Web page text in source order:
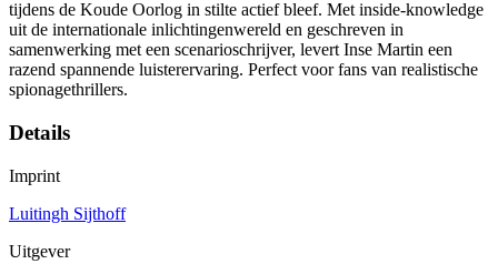
tijdens de Koude Oorlog in stilte actief bleef. Met inside-knowledge
uit de internationale inlichtingenwereld en geschreven in
samenwerking met een scenarioschrijver, levert Inse Martin een
razend spannende luisterervaring. Perfect voor fans van realistische
spionagethrillers.
Details
Imprint
Luitingh Sijthoff
Uitgever